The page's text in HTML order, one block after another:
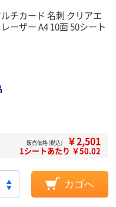
ルチカード 名刺 クリアエ
ーザー A4 10面 50シート
販売価格（税込） ￥2,501
1シートあたり ￥50.02
カゴへ